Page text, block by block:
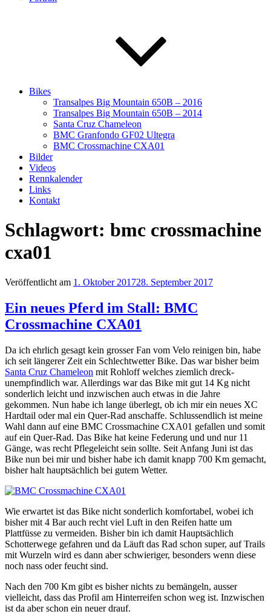
Bikes
Transalpes Big Mountain 650B – 2016
Transalpes Big Mountain 650B – 2014
Santa Cruz Chameleon
BMC Granfondo GF02 Ultegra
BMC Crossmachine CXA01
Bilder
Videos
Rennkalender
Links
Kontakt
Schlagwort: bmc crossmachine
cxa01
Veröffentlicht am 1. Oktober 201728. September 2017
Ein neues Pferd im Stall: BMC
Crossmachine CXA01
Da ich ehrlich gesagt kein grosser Fan vom Velo reinigen bin, habe
ich seit längerer Zeit ein Schlechtwetter Bike. Das war bisher beim
Santa Cruz Chameleon mit Rohloff welches ziemlich dreck-
unempfindlich war. Allerdings war das Bike mit gut 14 Kg nicht
sonderlich leicht und inzwischen auch etwas in die Jahre
gekommen. Nun habe ich lange überlegt, ob ich mir ein neues XC
Hardtail oder mal ein Quer-Rad anschaffe. Schlussendlich ist meine
Wahl dann auf eine BMC Crossmachine CXA01 gefallen und somit
auf ein Quer-Rad. Das Bike hat keine Federung und und nur 11
Gänge, was recht Pflegeleicht sein sollte. Seit Anfang Juni ist das
Bike nun bei mir und bisher habe ich damit knapp 700 Km gemacht,
bisher halt hauptsächlich bei gutem Wetter.
Wie erwartet ist das Bike nicht sonderlich komfortabel, wobei ich
bisher mit 4 Bar auch recht viel Luft in den Reifen hatte um
Plattfüsse zu vermeiden. Bisher bin ich damit Hauptsächlich
Schotterwege gefahren und da Läuft das Rad schon super, auf Trails
mit Wurzeln wird es dann aber schwieriger, besonders wenn diese
noch nass oder feucht sind.
Nach den 700 Km gibt es bisher nichts zu bemängeln, ausser
vielleicht, dass das Profil am Hinterreifen schon weg ist. Inzwischen
ist da aber schon ein neuer drauf.